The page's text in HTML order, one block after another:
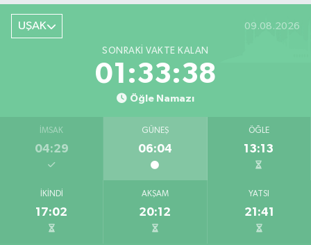
Aşağı Mahallesi, Arıkan Bedük Caddesi, No:75 Ulubey Uşak
0 (276) 716 12 12
Keskin Eczanesi
Gölbahçe Mahallesi, Gazi Bulvarı No:194 Sivaslı Uşak
Yol Tarifi Al
Cumhuriyet Mahallesi, Uğur Mumcu Caddesi No:134 A Merkez Uşak
Serkan Eczanesi
Kurtuluş Mahallesi, Hakkı Yağcı Caddesi No:7 B Merkez Uşak
UŞAK 09.08.2026
SONRAKI VAKTE KALAN
01:33:37
Öğle Namazı
İMSAK
04:29
GÜNEŞ
06:04
ÖĞLE
13:13
İKINDI
17:02
AKŞAM
20:12
YATSI
21:41